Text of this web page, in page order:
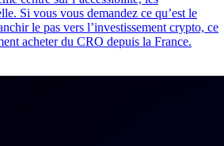
Si vous vous demandez ce qu’est le
le pas vers l’investissement crypto, ce
acheter du CRO depuis la France.